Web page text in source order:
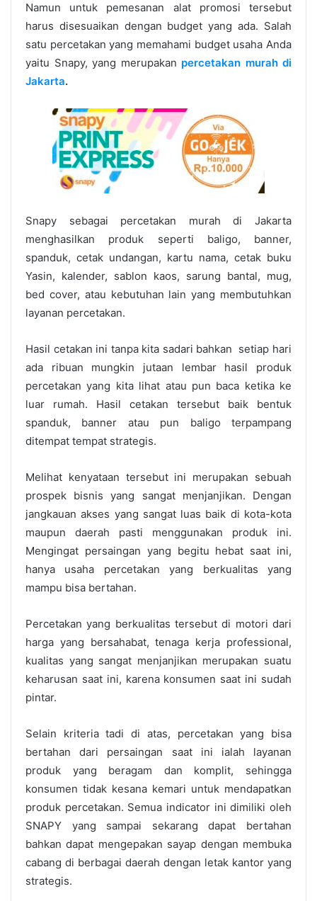
Namun untuk pemesanan alat promosi tersebut
harus disesuaikan dengan budget yang ada. Salah
satu percetakan yang memahami budget usaha Anda
yaitu Snapy, yang merupakan percetakan murah di
Jakarta.
Snapy sebagai percetakan murah di Jakarta
menghasilkan produk seperti baligo, banner,
spanduk, cetak undangan, kartu nama, cetak buku
Yasin, kalender, sablon kaos, sarung bantal, mug,
bed cover, atau kebutuhan lain yang membutuhkan
layanan percetakan.
Hasil cetakan ini tanpa kita sadari bahkan setiap hari
ada ribuan mungkin jutaan lembar hasil produk
percetakan yang kita lihat atau pun baca ketika ke
luar rumah. Hasil cetakan tersebut baik bentuk
spanduk, banner atau pun baligo terpampang
ditempat tempat strategis.
Melihat kenyataan tersebut ini merupakan sebuah
prospek bisnis yang sangat menjanjikan. Dengan
jangkauan akses yang sangat luas baik di kota-kota
maupun daerah pasti menggunakan produk ini.
Mengingat persaingan yang begitu hebat saat ini,
hanya usaha percetakan yang berkualitas yang
mampu bisa bertahan.
Percetakan yang berkualitas tersebut di motori dari
harga yang bersahabat, tenaga kerja professional,
kualitas yang sangat menjanjikan merupakan suatu
keharusan saat ini, karena konsumen saat ini sudah
pintar.
Selain kriteria tadi di atas, percetakan yang bisa
bertahan dari persaingan saat ini ialah layanan
produk yang beragam dan komplit, sehingga
konsumen tidak kesana kemari untuk mendapatkan
produk percetakan. Semua indicator ini dimiliki oleh
SNAPY yang sampai sekarang dapat bertahan
bahkan dapat mengepakan sayap dengan membuka
cabang di berbagai daerah dengan letak kantor yang
strategis.